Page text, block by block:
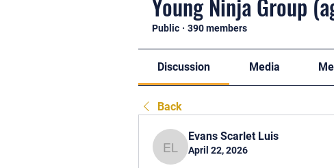
Young Ninja Group
Public · 390 members
Discussion Media
Back
Evans Scarlet Luis
Evans Scarlet Luis
April 22, 2026